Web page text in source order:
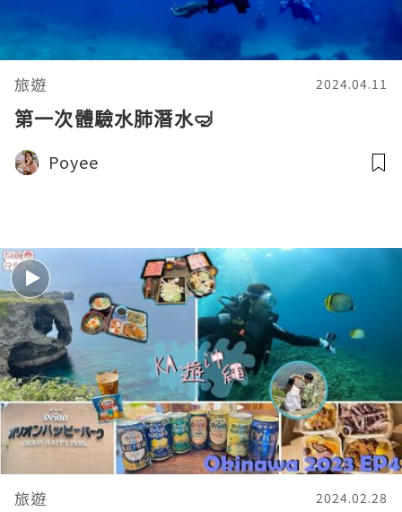
旅遊 2024.04.11
第一次體驗水肺潛水🤿
Poyee
旅遊 2024.02.28